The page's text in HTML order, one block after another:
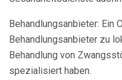
Behandlungsanbieter: Ein
Behandlungsanbieter zu
Behandlung von
spezialisiert haben.